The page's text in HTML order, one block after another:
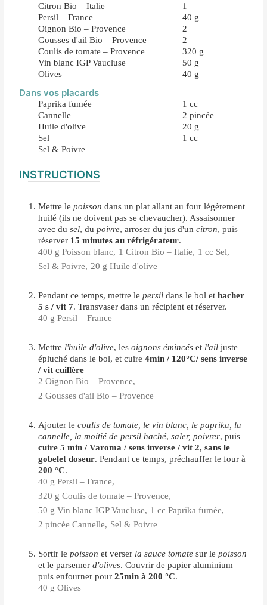
Citron Bio – Italie
1
Persil – France
40 g
Oignon Bio – Provence
2
Gousses d'ail Bio – Provence
2
Coulis de tomate – Provence
320 g
Vin blanc IGP Vaucluse
50 g
Olives
40 g
Dans vos placards
Paprika fumée 1 cc
Cannelle
2 pincée
Huile d'olive
20 g
Sel
1 cc
Sel & Poivre
INSTRUCTIONS
Mettre lepoissondans un plat allant au four légèrement
huilé (ils ne doivent pas se chevaucher). Assaisonner
avec dusel, dupoivre, arroser du jus d'uncitron, puis
réserver 15 minutes au réfrigérateur.
400 g Poisson blanc, 1 Citron Bio – Italie, 1 cc Sel,
Sel & Poivre, 20 g Huile d'olive
Pendant ce temps, mettre lepersildans le bol ethacher
5 s / vit 7. Transvaser dans un récipient et réserver.
40 g Persil – France
Mettrel'huile d'olive, lesoignons émincés etl'ailjuste
épluché dans le bol, et cuire4min / 120°C/ sens inverse
/ vit cuillère
2 Oignon Bio – Provence,
2 Gousses d'ail Bio – Provence
Ajouter le coulis de tomate, le vin blanc, le paprika, la
cannelle, la moitié de persil haché,saler, poivrer, puis
cuire 5 min / Varoma / sens inverse / vit 2, sans le
gobelet doseur. Pendant ce temps, préchauffer le four à
200 °C.
40 g Persil – France,
320 g Coulis de tomate – Provence,
50 g Vin blanc IGP Vaucluse, 1 cc Paprika fumée,
2 pincée Cannelle, Sel & Poivre
Sortir lepoissonet verserla sauce tomate sur lepoisson
et le parsemerd'olives. Couvrir de papier aluminium
puis enfourner pour25min à 200 °C.
40 g Olives